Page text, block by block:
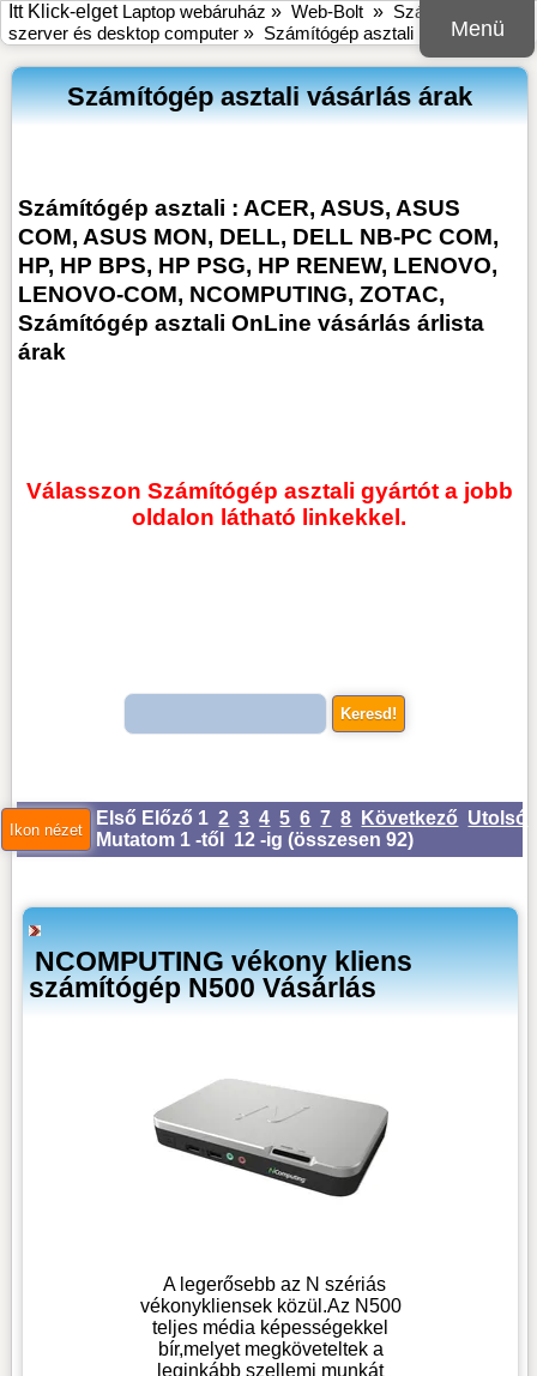
Menü
Itt Klick-elget Laptop webáruház » Web-Bolt » Számítógép :
szerver és desktop computer » Számítógép asztali
Számítógép asztali vásárlás árak
Számítógép asztali : ACER, ASUS, ASUS
COM, ASUS MON, DELL, DELL NB-PC COM,
HP, HP BPS, HP PSG, HP RENEW, LENOVO,
LENOVO-COM, NCOMPUTING, ZOTAC,
Számítógép asztali OnLine vásárlás árlista
árak
Válasszon Számítógép asztali gyártót a jobb
oldalon látható linkekkel.
Első Előző 1 2 3 4 5 6 7 8 Következő Utolsó
Mutatom 1 -től 12 -ig (összesen 92)
NCOMPUTING vékony kliens
számítógép N500 Vásárlás
A legerősebb az N szériás
vékonykliensek közül.Az N500
teljes média képességekkel
bír,melyet megköveteltek a
leginkább szellemi munkát